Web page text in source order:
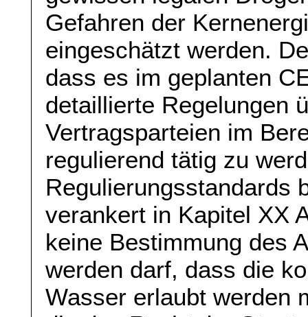
Gefahren der
eingeschätzt werden.
dass es im geplanten
detaillierte Regelungen
Vertragsparteien im
regulierend tätig zu
Regulierungsstandards
verankert in Kapitel XX
keine Bestimmung des
werden darf, dass die
Wasser erlaubt werden